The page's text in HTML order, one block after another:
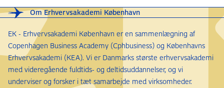
Om Erhvervsakademi København
EK - Erhvervsakademi København er en sammenlægning af
Copenhagen Business Academy (Cphbusiness) og Københavns
Erhvervsakademi (KEA). Vi er Danmarks største erhvervsakademi
med videregående fuldtids- og deltidsuddannelser, og vi
underviser og forsker i tæt samarbejde med virksomheder.